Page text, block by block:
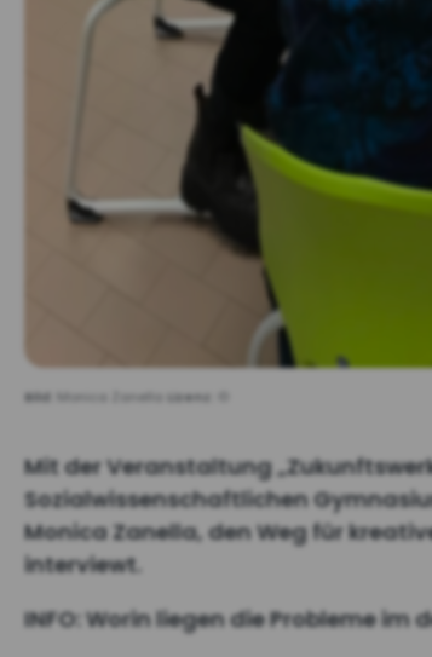
Bild: Monica Zanella Lizenz:
Mit der Veranstaltung
Sozialwissenschaftlichen
Monica Zanella, den Weg für
interviewt.
INFO: Worin liegen die Probleme